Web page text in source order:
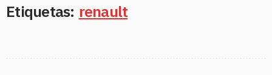
Etiquetas: renault